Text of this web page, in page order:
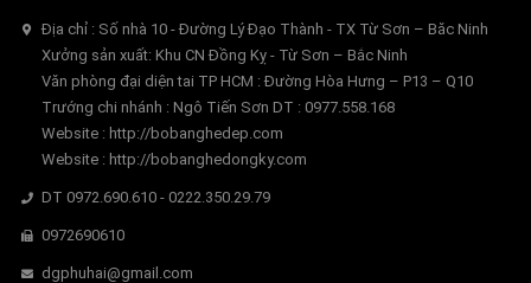
Địa chỉ : Số nhà 10 - Đường Lý Đạo Thành - TX Từ Sơn – Băc Ninh
Xưởng sản xuất: Khu CN Đồng Kỵ - Từ Sơn – Bắc Ninh
Văn phòng đại diện tai TP HCM : Đường Hòa Hưng – P13 – Q10
Trướng chi nhánh : Ngô Tiến Sơn DT : 0977.558.168
Website : http://bobanghedep.com
Website : http://bobanghedongky.com
DT 0972.690.610 - 0222.350.29.79
0972690610
dgphuhai@gmail.com